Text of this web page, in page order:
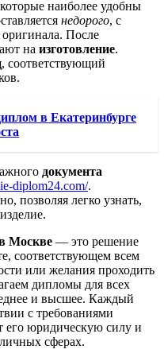
наиболее удобны
недорого, с
После
на изготовление.
, соответствующий
в Екатеринбурге
документа
diplom24.com/.
позволяя легко узнать,
изделие.
Москве — это решение
соответствующем всем
или желания проходить
дипломы для всех
и высшее. Каждый
с требованиями
его юридическую силу и
сферах.